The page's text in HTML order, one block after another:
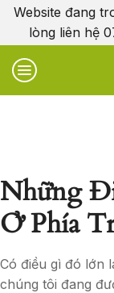
Website đang
lòng liên hệ
Những
Ở Phía
Có điều gì đó lớn
chúng tôi đang